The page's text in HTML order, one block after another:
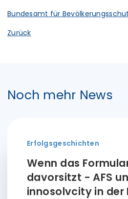
Bundesamt für
Zurück
Noch mehr News
Erfolgsgeschichten
Wenn das
davorsitzt - AFS
innosolvcity in der